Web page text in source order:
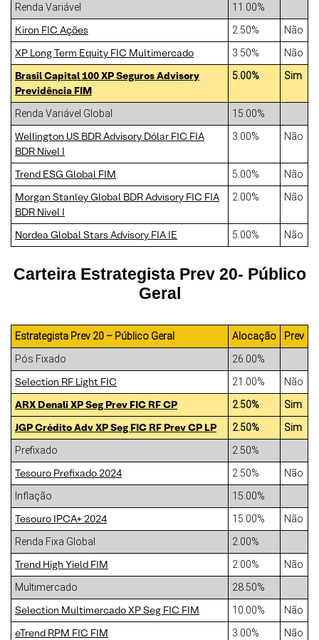
Renda Variável
11.00%
Kiron FIC Ações 2.50% Não
XP Long Term Equity FIC Multimercado 3.50% Não
Brasil Capital 100 XP Seguros Advisory
Previdência FIM
5.00% Sim
Renda Variável Global 15.00%
Wellington US BDR Advisory Dólar FIC FIA
BDR Nível I
3.00% Não
Trend ESG Global FIM 5.00% Não
Morgan Stanley Global BDR Advisory FIC FIA
BDR Nível I
2.00% Não
Nordea Global Stars Advisory FIA IE 5.00% Não
Carteira Estrategista Prev 20- Público
Geral
Estrategista Prev 20 – Público Geral Alocação
Prev
Pós Fixado
26.00%
Selection RF Light FIC 21.00% Não
ARX Denali XP Seg Prev FIC RF CP 2.50% Sim
JGP Crédito Adv XP Seg FIC RF Prev CP LP 2.50%
Sim
Prefixado
2.50%
Tesouro Prefixado 2024 2.50%
Não
Inflação
15.00%
Tesouro IPCA+ 2024 15.00%
Não
Renda Fixa Global
2.00%
Trend High Yield FIM 2.00%
Não
Multimercado
28.50%
Selection Multimercado XP Seg FIC FIM 10.00% Não
eTrend RPM FIC FIM 3.00% Não